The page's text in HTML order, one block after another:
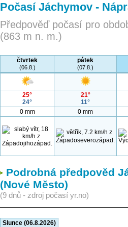
Počasí Jáchymov -
Předpověď počasí pro
(863 m n. m.)
čtvrtek
(06.8.)
pátek
(07.8.)
25°
24°
21°
11°
0 mm
0 mm
Podrobná předpověd
(Nové Město)
(9 dnů - zdroj počasí yr.no)
Slunce (06.8.2026)